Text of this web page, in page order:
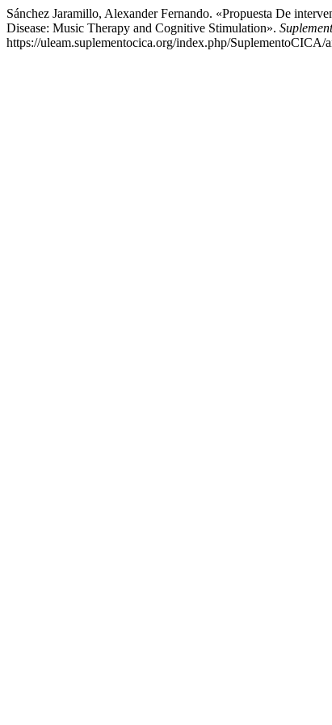
Sánchez Jaramillo, Alexander Fernando. «Propuesta De
Disease: Music Therapy and Cognitive Stimulation».
https://uleam.suplementocica.org/index.php/SuplementoCICA/